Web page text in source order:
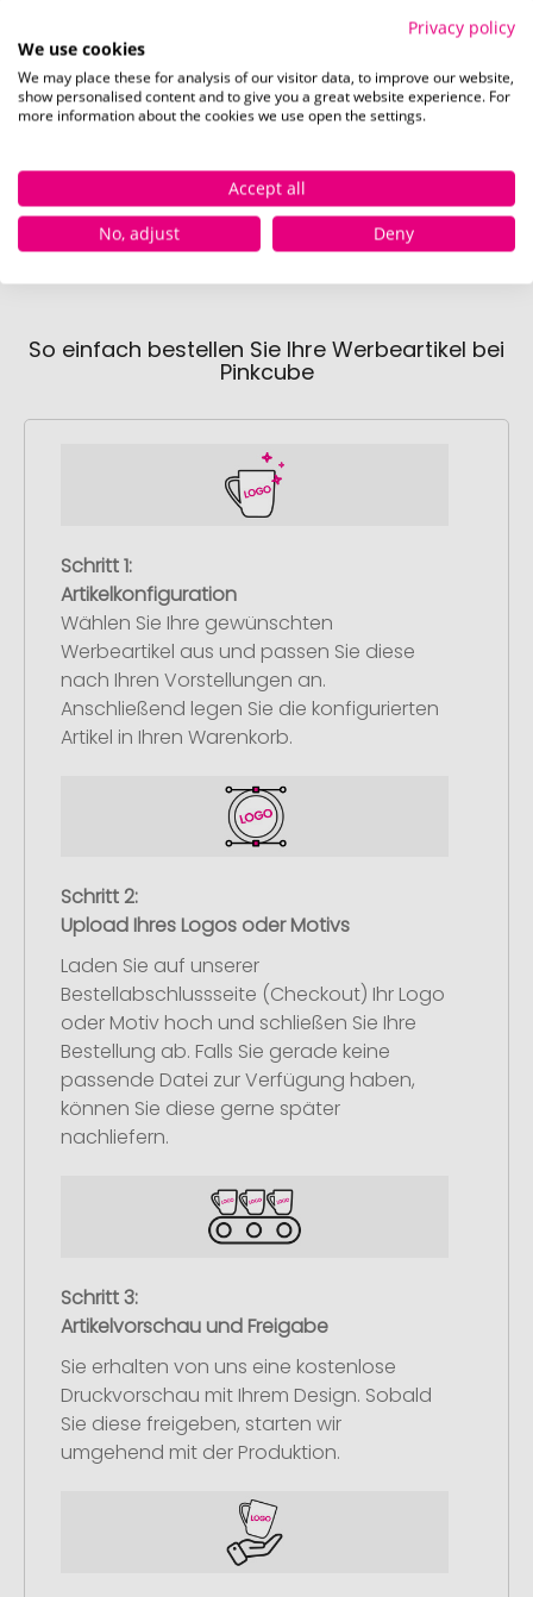
Sofort verfügbar
5567 Stück
Nicht verfügbar
0 Stück
So einfach bestellen Sie Ihre Werbeartikel bei
Pinkcube
Schritt 1:
Artikelkonfiguration
Wählen Sie Ihre gewünschten
Werbeartikel aus und passen Sie diese
nach Ihren Vorstellungen an.
Anschließend legen Sie die konfigurierten
Artikel in Ihren Warenkorb.
Schritt 2:
Upload Ihres Logos oder Motivs
Laden Sie auf unserer
Bestellabschlussseite (Checkout) Ihr Logo
oder Motiv hoch und schließen Sie Ihre
Bestellung ab. Falls Sie gerade keine
passende Datei zur Verfügung haben,
können Sie diese gerne später
nachliefern.
Schritt 3:
Artikelvorschau und Freigabe
Sie erhalten von uns eine kostenlose
Druckvorschau mit Ihrem Design. Sobald
Sie diese freigeben, starten wir
umgehend mit der Produktion.
Privacy policy
We use cookies
We may place these for analysis of our visitor data, to improve our website,
show personalised content and to give you a great website experience. For
more information about the cookies we use open the settings.
Accept all
No, adjust
Deny